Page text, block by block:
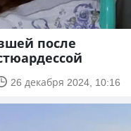
после
26 декабря 2024, 10:16